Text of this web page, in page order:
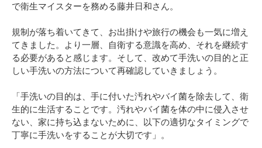
で衛生マイスターを務める藤井日和さん。
規制が落ち着いてきて、お出掛けや旅行の機会も一気に増え
てきました。より一層、自衛する意識を高め、それを継続す
る必要があると感じます。そして、改めて手洗いの目的と正
しい手洗いの方法について再確認していきましょう。
「手洗いの目的は、手に付いた汚れやバイ菌を除去して、衛
生的に生活することです。汚れやバイ菌を体の中に侵入させ
ない、家に持ち込まないために、以下の適切なタイミングで
丁寧に手洗いをすることが大切です」。